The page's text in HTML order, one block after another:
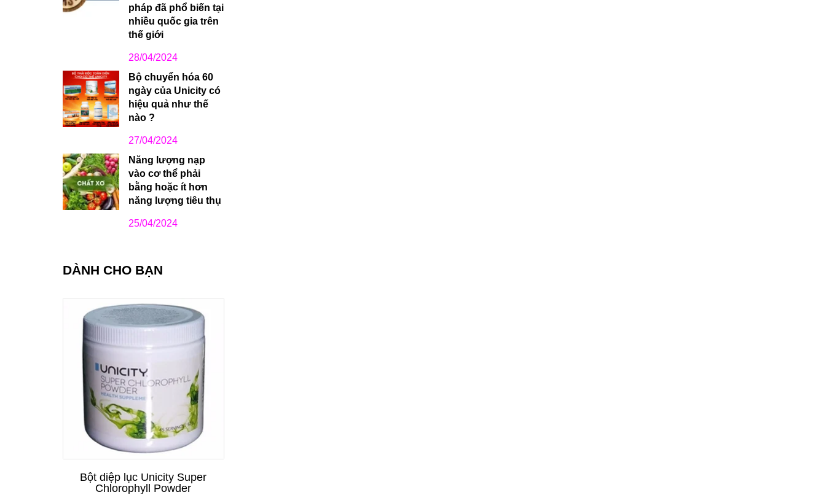
pháp đã phổ biến tại
nhiều quốc gia trên
thế giới
28/04/2024
Bộ chuyển hóa 60
ngày của Unicity có
hiệu quả như thế
nào ?
27/04/2024
Năng lượng nạp
vào cơ thể phải
bằng hoặc ít hơn
năng lượng tiêu thụ
25/04/2024
DÀNH CHO BẠN
Bột diệp lục Unicity Super
Chlorophyll Powder